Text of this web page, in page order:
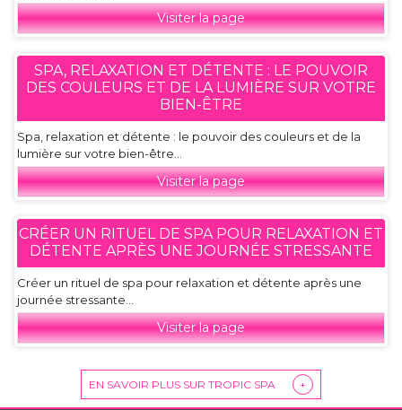
Visiter la page
SPA, RELAXATION ET DÉTENTE : LE POUVOIR
DES COULEURS ET DE LA LUMIÈRE SUR VOTRE
BIEN-ÊTRE
Spa, relaxation et détente : le pouvoir des couleurs et de la
lumière sur votre bien-être...
Visiter la page
CRÉER UN RITUEL DE SPA POUR RELAXATION ET
DÉTENTE APRÈS UNE JOURNÉE STRESSANTE
Créer un rituel de spa pour relaxation et détente après une
journée stressante...
Visiter la page
EN SAVOIR PLUS SUR TROPIC SPA +